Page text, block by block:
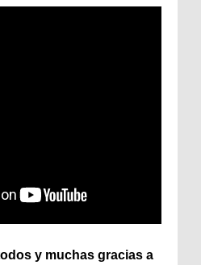
y muchas gracias a